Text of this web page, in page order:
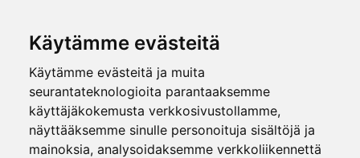
Käytämme evästeitä
Käytämme evästeitä ja muita
seurantateknologioita parantaaksemme
käyttäjäkokemusta verkkosivustollamme,
näyttääksemme sinulle personoituja sisältöjä ja
mainoksia, analysoidaksemme verkkoliikennettä